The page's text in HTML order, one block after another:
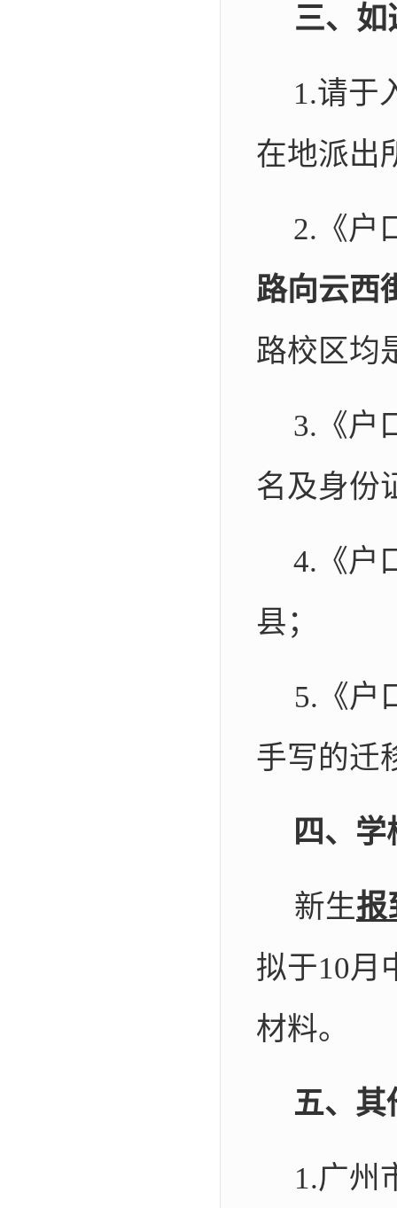
三、
1.请于
在地派出
2. 《
路向云西
路校区均
3. 《
名及身份
4. 《
县；
5. 《
手写的迁
四、
新生报
拟于10月
材料。
五、其
1.广州